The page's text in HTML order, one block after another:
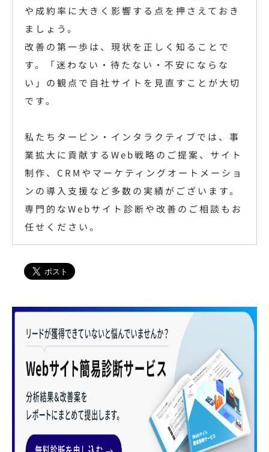
や成約率に大きく影響する点を押さえておき
ましょう。
改善の第一歩は、現状を正しく知ることで
す。「迷わない・待たない・不安にならな
い」の観点で自社サイトを見直すことが大切
です。
私たちタービン・インタラクティブでは、事
業拡大に貢献するWeb戦略のご提案、サイト
制作、CRMやマーケティングオートメーショ
ンの導入支援など多数の実績がございます。
専門的なWebサイト診断や改善のご相談もお
任せください。